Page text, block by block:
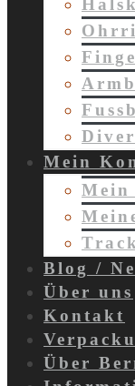
Mein
Mein
Blog /
Über uns
Kontakt
Über